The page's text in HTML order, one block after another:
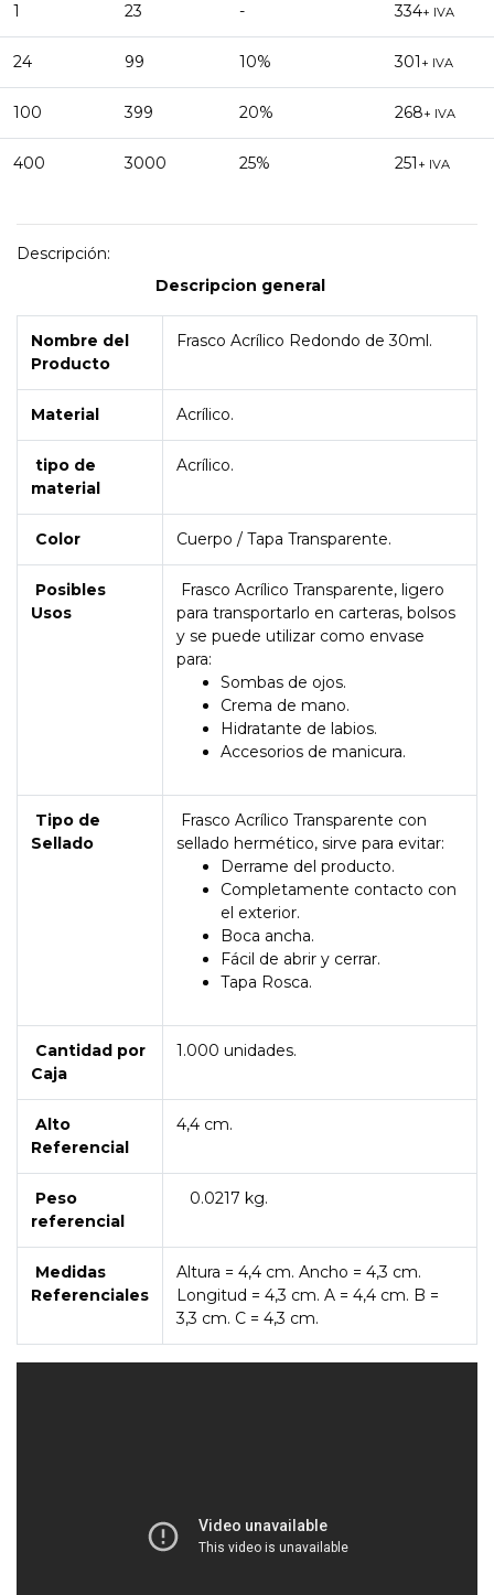
1 23 - 334+ IVA
24 99 10% 301 + IVA
100 399 20% 268+ IVA
400 3000 25% 251 + IVA
Descripción:
Descripcion general
Nombre del
Producto
Frasco Acrílico Redondo de 30ml.
Material Acrílico.
tipo de
material
Acrílico.
Color Cuerpo / Tapa Transparente.
Posibles
Usos
Frasco Acrílico Transparente, ligero
para transportarlo en carteras, bolsos
y se puede utilizar como envase
para:
Sombas de ojos.
Crema de mano.
Hidratante de labios.
Accesorios de manicura.
Tipo de
Sellado
Frasco Acrílico Transparente con
sellado hermético, sirve para evitar:
Derrame del producto.
Completamente contacto con
el exterior.
Boca ancha.
Fácil de abrir y cerrar.
Tapa Rosca.
Cantidad por
Caja
1.000 unidades.
Alto
Referencial
4,4 cm.
Peso
referencial
0.0217 kg.
Medidas
Referenciales
Altura = 4,4 cm. Ancho = 4,3 cm.
Longitud = 4,3 cm. A = 4,4 cm. B =
3,3 cm. C = 4,3 cm.